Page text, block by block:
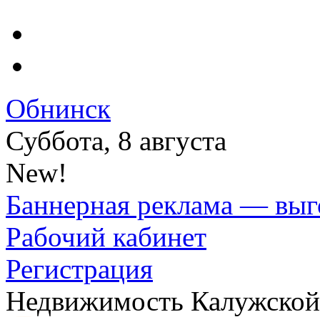
Обнинск
Суббота, 8 августа
New!
Баннерная реклама —
Рабочий кабинет
Регистрация
Недвижимость